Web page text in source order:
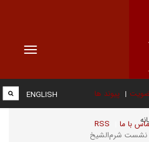
Toggle
پیوند ها
با ما RSS
ENGLISH
نشست شرم‌الشیخ